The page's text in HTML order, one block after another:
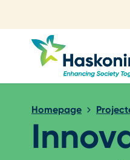
Homepage